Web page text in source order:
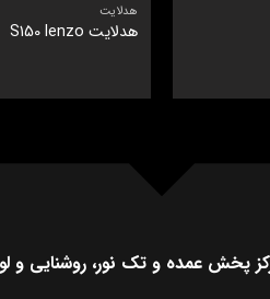
هدلایت
هدلایت S150 lenzo
پخش عمده و تک نور، روشنایی و